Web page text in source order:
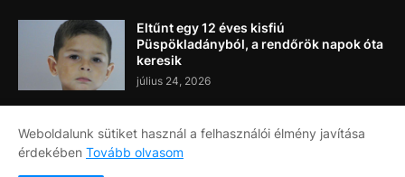
Eltűnt egy 12 éves kisfiú
Püspökladányból, a rendőrök napok óta
keresik
július 24, 2026
Címlap Rólunk
Weboldalunk sütiket használ a felhasználói élmény javítása
érdekében Tovább olvasom